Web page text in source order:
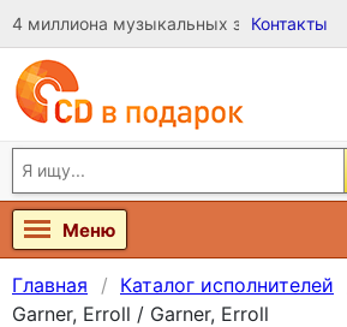
4 миллиона музыкальных записей на
Контакты
Меню
Главная Каталог исполнителей
Garner, Erroll / Garner, Erroll